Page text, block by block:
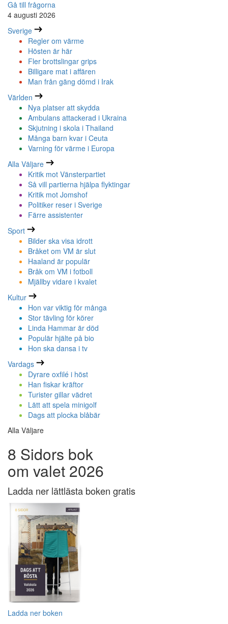
Gå till frågorna
4 augusti 2026
Sverige
Regler om värme
Hösten är här
Fler brottslingar grips
Billigare mat i affären
Man från gäng dömd i Irak
Världen
Nya platser att skydda
Ambulans attackerad i Ukraina
Skjutning i skola i Thailand
Många barn kvar i Ceuta
Varning för värme i Europa
Alla Väljare
Kritik mot Vänsterpartiet
Så vill partierna hjälpa flyktingar
Kritik mot Jomshof
Politiker reser i Sverige
Färre assistenter
Sport
Bilder ska visa idrott
Bråket om VM är slut
Haaland är populär
Bråk om VM i fotboll
Mjällby vidare i kvalet
Kultur
Hon var viktig för många
Stor tävling för körer
Linda Hammar är död
Populär hjälte på bio
Hon ska dansa i tv
Vardags
Dyrare oxfilé i höst
Han fiskar kräftor
Turister gillar vädret
Lätt att spela minigolf
Dags att plocka blåbär
Alla Väljare
8 Sidors bok
om valet 2026
Ladda ner lättlästa boken gratis
Ladda ner boken